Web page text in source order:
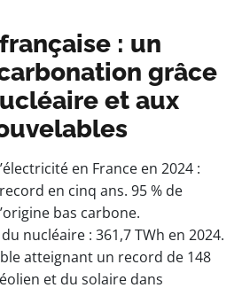
: un
grâce
et aux
en France en 2024 :
en cinq ans. 95 % de
bas carbone.
nucléaire : 361,7 TWh en 2024.
atteignant un record de 148
et du solaire dans